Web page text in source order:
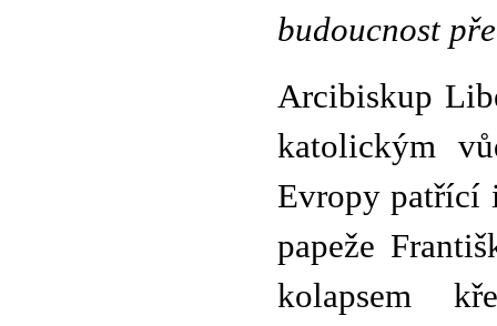
budoucnost
Arcibiskup
katolickým
Evropy patřící
papeže
kolapsem